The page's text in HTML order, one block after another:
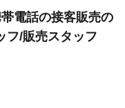
電話の接客販売の
フ/販売スタッフ